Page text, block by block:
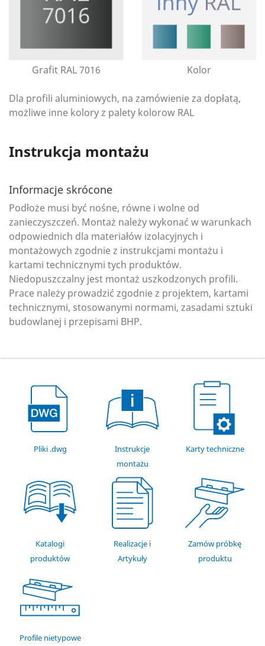
Grafit RAL 7016 Kolor
Dla profili aluminiowych, na zamówienie za dopłatą,
możliwe inne kolory z palety kolorow RAL
Instrukcja montażu
Informacje skrócone
Podłoże musi być nośne, równe i wolne od
zanieczyszczeń. Montaż należy wykonać w warunkach
odpowiednich dla materiałów izolacyjnych i
montażowych zgodnie z instrukcjami montażu i
kartami technicznymi tych produktów.
Niedopuszczalny jest montaż uszkodzonych profili.
Prace należy prowadzić zgodnie z projektem, kartami
technicznymi, stosowanymi normami, zasadami sztuki
budowlanej i przepisami BHP.
Pliki .dwg
Instrukcje
montażu
Karty techniczne
Katalogi
produktów
Realizacje i
Artykuły
Zamów próbkę
produktu
Profile nietypowe